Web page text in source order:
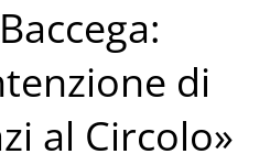
di
al Circolo»